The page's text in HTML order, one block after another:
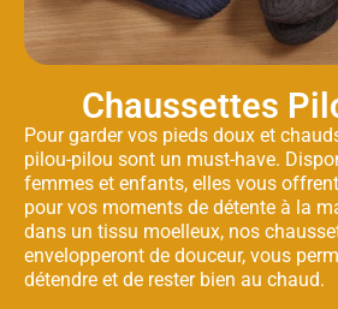
Chaussettes
Pour garder vos pieds doux et
pilou-pilou sont un must-have.
femmes et enfants, elles vous
pour vos moments de détente à la
dans un tissu moelleux, nos
envelopperont de douceur, vous
détendre et de rester bien au chaud.